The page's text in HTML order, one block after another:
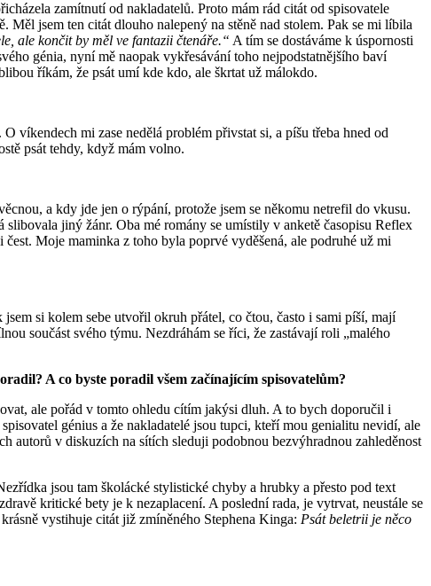
zamítnutí od nakladatelů. Proto mám rád citát od spisovatele
jsem ten citát dlouho nalepený na stěně nad stolem. Pak se mi líbila
ale končit by měl ve fantazii čtenáře.“ A tím se dostáváme k úspornosti
génia, nyní mě naopak vykřesávání toho nejpodstatnějšího baví
říkám, že psát umí kde kdo, ale škrtat už málokdo.
víkendech mi zase nedělá problém přivstat si, a píšu třeba hned od
psát tehdy, když mám volno.
a kdy jde jen o rýpání, protože jsem se někomu netrefil do vkusu.
jiný žánr. Oba mé romány se umístily v anketě časopisu Reflex
Moje maminka z toho byla poprvé vyděšená, ale podruhé už mi
si kolem sebe utvořil okruh přátel, co čtou, často i sami píší, mají
součást svého týmu. Nezdráhám se říci, že zastávají roli „malého
A co byste poradil všem začínajícím spisovatelům?
ale pořád v tomto ohledu cítím jakýsi dluh. A to bych doporučil i
génius a že nakladatelé jsou tupci, kteří mou genialitu nevidí, ale
autorů v diskuzích na sítích sleduji podobnou bezvýhradnou zahleděnost
jsou tam školácké stylistické chyby a hrubky a přesto pod text
kritické bety je k nezaplacení. A poslední rada, je vytrvat, neustále se
vystihuje citát již zmíněného Stephena Kinga: Psát beletrii je něco